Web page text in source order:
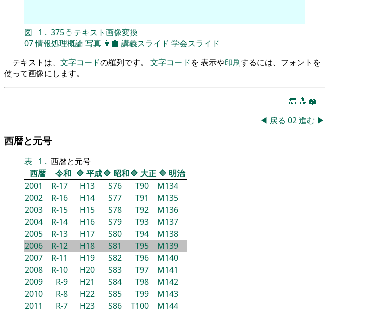
図 1 . 375🖱 テキスト画像変換
07情報処理概論写真 👨‍🏫 講義スライド 学会スライド
テキストは、 文字コードの羅列です。 文字コードを 表示や印刷するには、フォントを
使って画像にします。
🔚 🔝 📖
◀ 戻る 02進む ▶
西暦と元号
表 1 . 西暦と元号
西暦
令和 🔷 平成🔷 昭和🔷 大正 🔷 明治
2001
R-17 H13 S76 T90
M134
2002
R-16 H14 S77 T91
M135
2003
R-15 H15 S78 T92
M136
2004
R-14 H16 S79 T93
M137
2005
R-13 H17 S80 T94
M138
2006
R-12 H18 S81 T95
M139
2007
R-11 H19 S82 T96
M140
2008
R-10 H20 S83 T97
M141
2009
R-9 H21 S84 T98
M142
2010
R-8 H22 S85 T99
M143
2011
R-7 H23 S86 T100
M144